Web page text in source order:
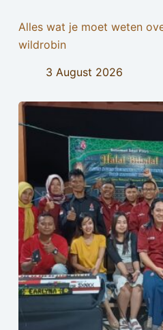
Alles wat je moet weten
wildrobin
3 August 2026